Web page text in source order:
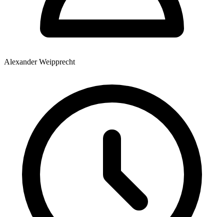
Alexander Weipprecht